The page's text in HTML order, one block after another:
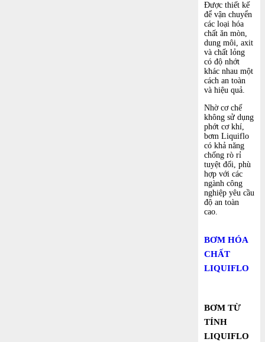
Được thiết kế
để vận chuyển
các loại hóa
chất ăn mòn,
dung môi, axit
và chất lỏng
có độ nhớt
khác nhau một
cách an toàn
và hiệu quả.
Nhờ cơ chế
không sử dụng
phớt cơ khí,
bơm Liquiflo
có khả năng
chống rò rỉ
tuyệt đối, phù
hợp với các
ngành công
nghiệp yêu cầu
độ an toàn
cao.
BƠM HÓA
CHẤT
LIQUIFLO
BƠM TỪ
TÍNH
LIQUIFLO